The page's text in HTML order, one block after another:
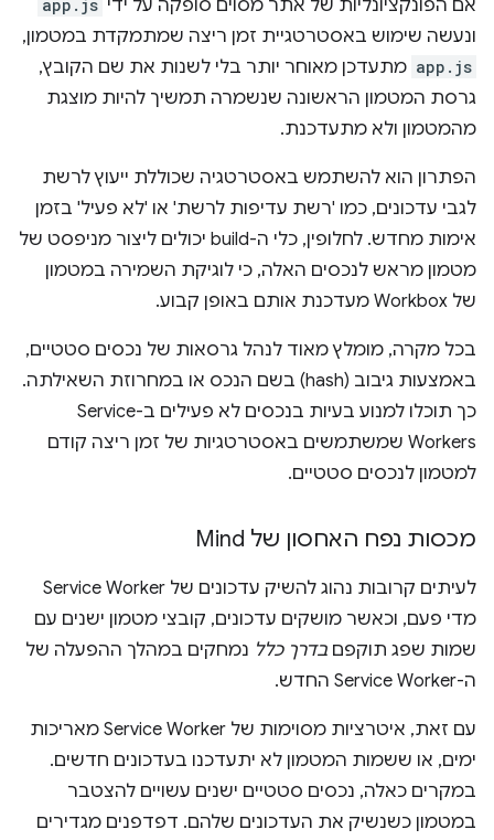
אם הפונקציונליות של אתר מסוים סופקה על ידי app.js
ונעשה שימוש באסטרטגיית זמן ריצה שמתמקדת במטמון,
app.js מתעדכן מאוחר יותר בלי לשנות את שם הקובץ,
גרסת המטמון הראשונה שנשמרה תמשיך להיות מוצגת
מהמטמון ולא מתעדכנת.
הפתרון הוא להשתמש באסטרטגיה שכוללת ייעוץ לרשת
לגבי עדכונים, כמו 'רשת עדיפות לרשת' או 'לא פעיל' בזמן
אימות מחדש. לחלופין, כלי ה-build יכולים ליצור מניפסט של
מטמון מראש לנכסים האלה, כי לוגיקת השמירה במטמון
של Workbox מעדכנת אותם באופן קבוע.
בכל מקרה, מומלץ מאוד לנהל גרסאות של נכסים סטטיים,
באמצעות גיבוב (hash) בשם הנכס או במחרוזת השאילתה.
כך תוכלו למנוע בעיות בנכסים לא פעילים ב-Service
Workers שמשתמשים באסטרטגיות של זמן ריצה קודם
למטמון לנכסים סטטיים.
מכסות נפח האחסון של Mind
לעיתים קרובות נהוג להשיק עדכונים של Service Worker
מדי פעם, וכאשר מושקים עדכונים, קובצי מטמון ישנים עם
שמות שפג תוקפם בדרך כלל נמחקים במהלך ההפעלה של
ה-Service Worker החדש.
עם זאת, איטרציות מסוימות של Service Worker מאריכות
ימים, או ששמות המטמון לא יתעדכנו בעדכונים חדשים.
במקרים כאלה, נכסים סטטיים ישנים עשויים להצטבר
במטמון כשנשיק את העדכונים שלהם. דפדפנים מגדירים